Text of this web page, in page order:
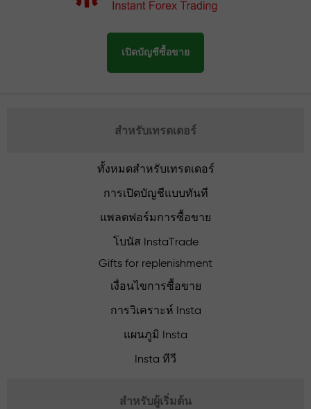
เปิดบัญชีซื้อขาย
สำหรับเทรดเดอร์
ทั้งหมดสำหรับเทรดเดอร์
การเปิดบัญชีแบบทันที
แพลตฟอร์มการซื้อขาย
โบนัส InstaTrade
Gifts for replenishment
เงื่อนไขการซื้อขาย
การวิเคราะห์ Insta
แผนภูมิ Insta
Insta ทีวี
สำหรับผู้เริ่มต้น